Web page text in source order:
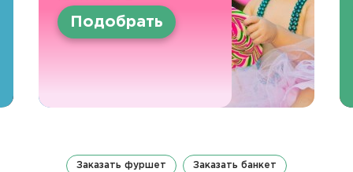
Подобрать
Заказать фуршет Заказать банкет